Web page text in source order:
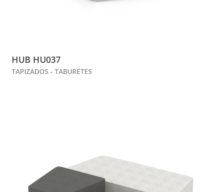
HUB HU037
TAPIZADOS - TABURETES